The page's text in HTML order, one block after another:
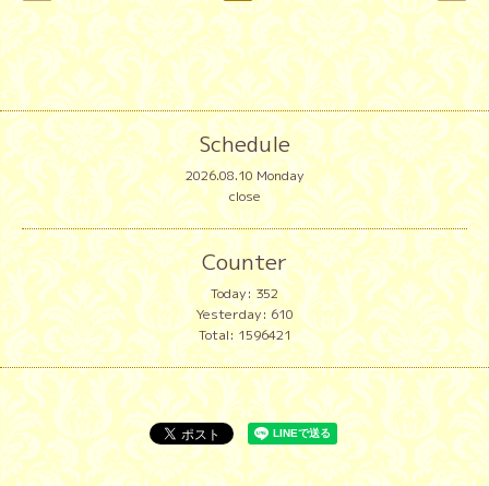
Schedule
2026.08.10 Monday
close
Counter
Today:352
Yesterday:610
Total:1596421